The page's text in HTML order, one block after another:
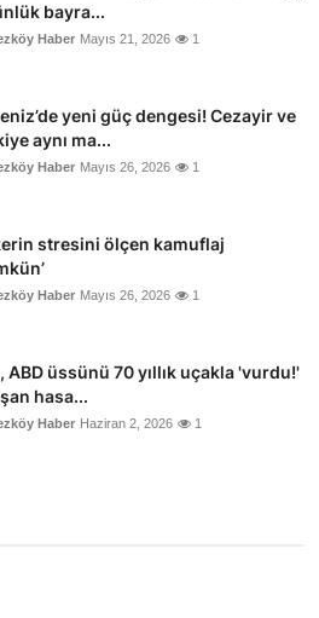
bayra...
Haber Mayıs 21, 2026 1
yeni güç dengesi! Cezayir ve
aynı ma...
Haber Mayıs 26, 2026 1
stresini ölçen kamuflaj
Haber Mayıs 26, 2026 1
ABD üssünü 70 yıllık uçakla 'vurdu!'
hasa...
Haber Haziran 2, 2026 1